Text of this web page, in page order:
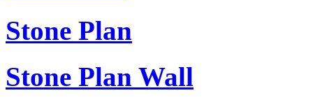
Stone Plan
Stone Plan Wall